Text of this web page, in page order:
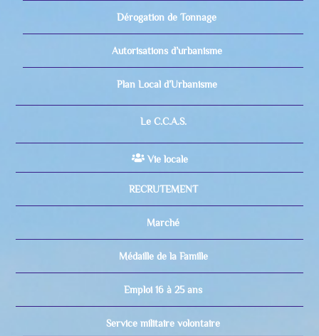
Dérogation de Tonnage
Autorisations d’urbanisme
Plan Local d’Urbanisme
Le C.C.A.S.
Vie locale
RECRUTEMENT
Marché
Médaille de la Famille
Emploi 16 à 25 ans
Service militaire volontaire